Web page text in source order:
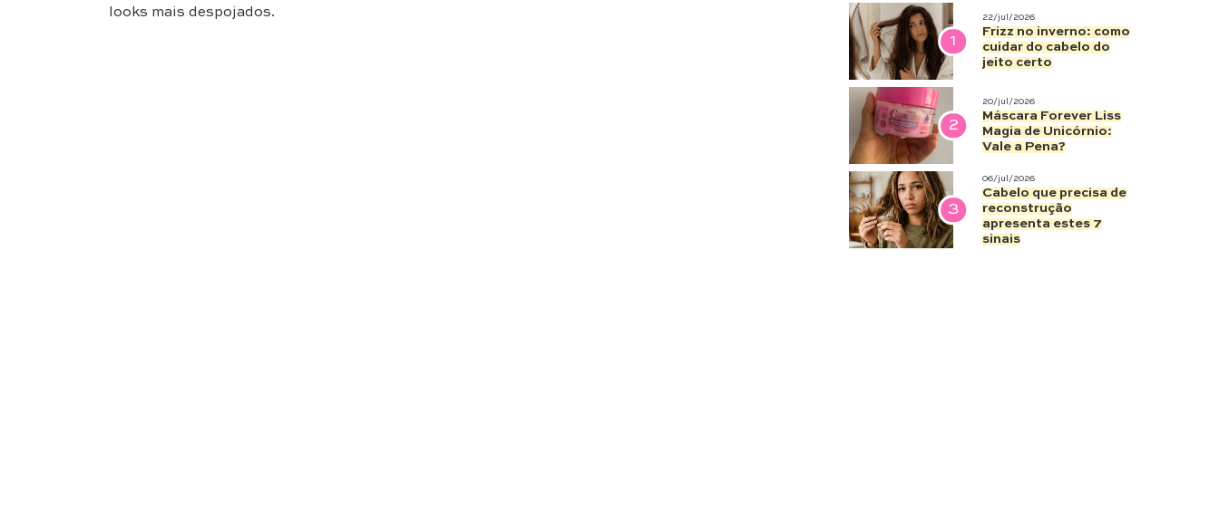
looks mais despojados.
1
22/jul/2026
Frizz no inverno: como
cuidar do cabelo do
jeito certo
2
20/jul/2026
Máscara Forever Liss
Magia de Unicórnio:
Vale a Pena?
3
06/jul/2026
Cabelo que precisa de
reconstrução
apresenta estes 7
sinais